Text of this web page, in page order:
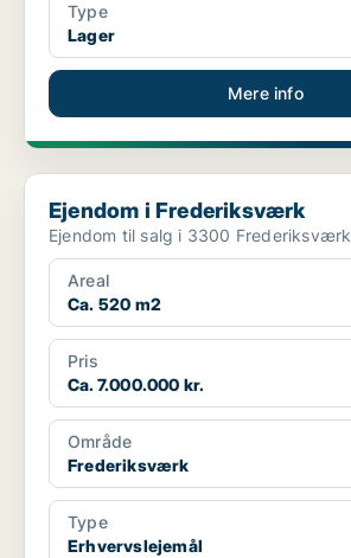
Type
Lager
Mere info
Ejendom i Frederiksværk
Ejendom i Frederiksværk
Ejendom til salg i 3300 Frederiksværk
Areal
Ca. 520 m2
Pris
Ca. 7.000.000 kr.
Område
Frederiksværk
Type
Erhvervslejemål